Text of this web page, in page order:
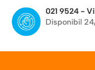
021 9524 -
Disponibil